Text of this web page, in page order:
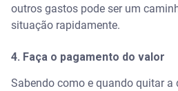
outros gastos pode ser um
situação rapidamente.
4. Faça o pagamento do valor
Sabendo como e quando quitar